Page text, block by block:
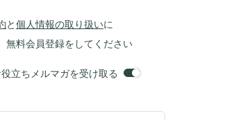
と個人情報の取り扱いに
無料会員登録をしてください
立ちメルマガを受け取る